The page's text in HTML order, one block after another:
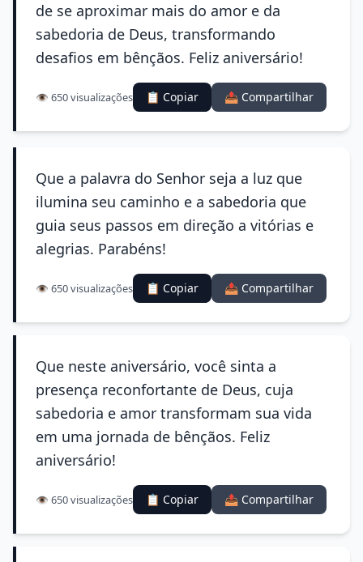
de se aproximar mais do amor e da
sabedoria de Deus, transformando
desafios em bênçãos. Feliz aniversário!
👁️ 650 visualizações 📋 Copiar 📤 Compartilhar
Que a palavra do Senhor seja a luz que
ilumina seu caminho e a sabedoria que
guia seus passos em direção a vitórias e
alegrias. Parabéns!
👁️ 650 visualizações 📋 Copiar 📤 Compartilhar
Que neste aniversário, você sinta a
presença reconfortante de Deus, cuja
sabedoria e amor transformam sua vida
em uma jornada de bênçãos. Feliz
aniversário!
👁️ 650 visualizações 📋 Copiar 📤 Compartilhar